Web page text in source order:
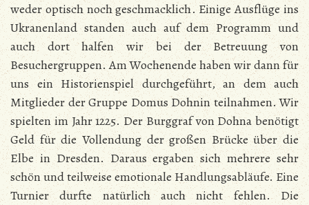
weder optisch noch geschmacklich. Einige Ausflüge ins
Ukranenland standen auch auf dem Programm und
auch dort halfen wir bei der Betreuung von
Besuchergruppen. Am Wochenende haben wir dann für
uns ein Historienspiel durchgeführt, an dem auch
Mitglieder der Gruppe Domus Dohnin teilnahmen. Wir
spielten im Jahr 1225. Der Burggraf von Dohna benötigt
Geld für die Vollendung der großen Brücke über die
Elbe in Dresden. Daraus ergaben sich mehrere sehr
schön und teilweise emotionale Handlungsabläufe. Eine
Turnier durfte natürlich auch nicht fehlen. Die